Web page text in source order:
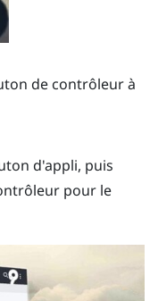
de contrôleur à
d'appli, puis
pour le